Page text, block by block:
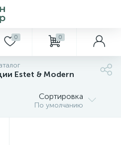
0 0
Estet & Modern
Сортировка
По умолчанию